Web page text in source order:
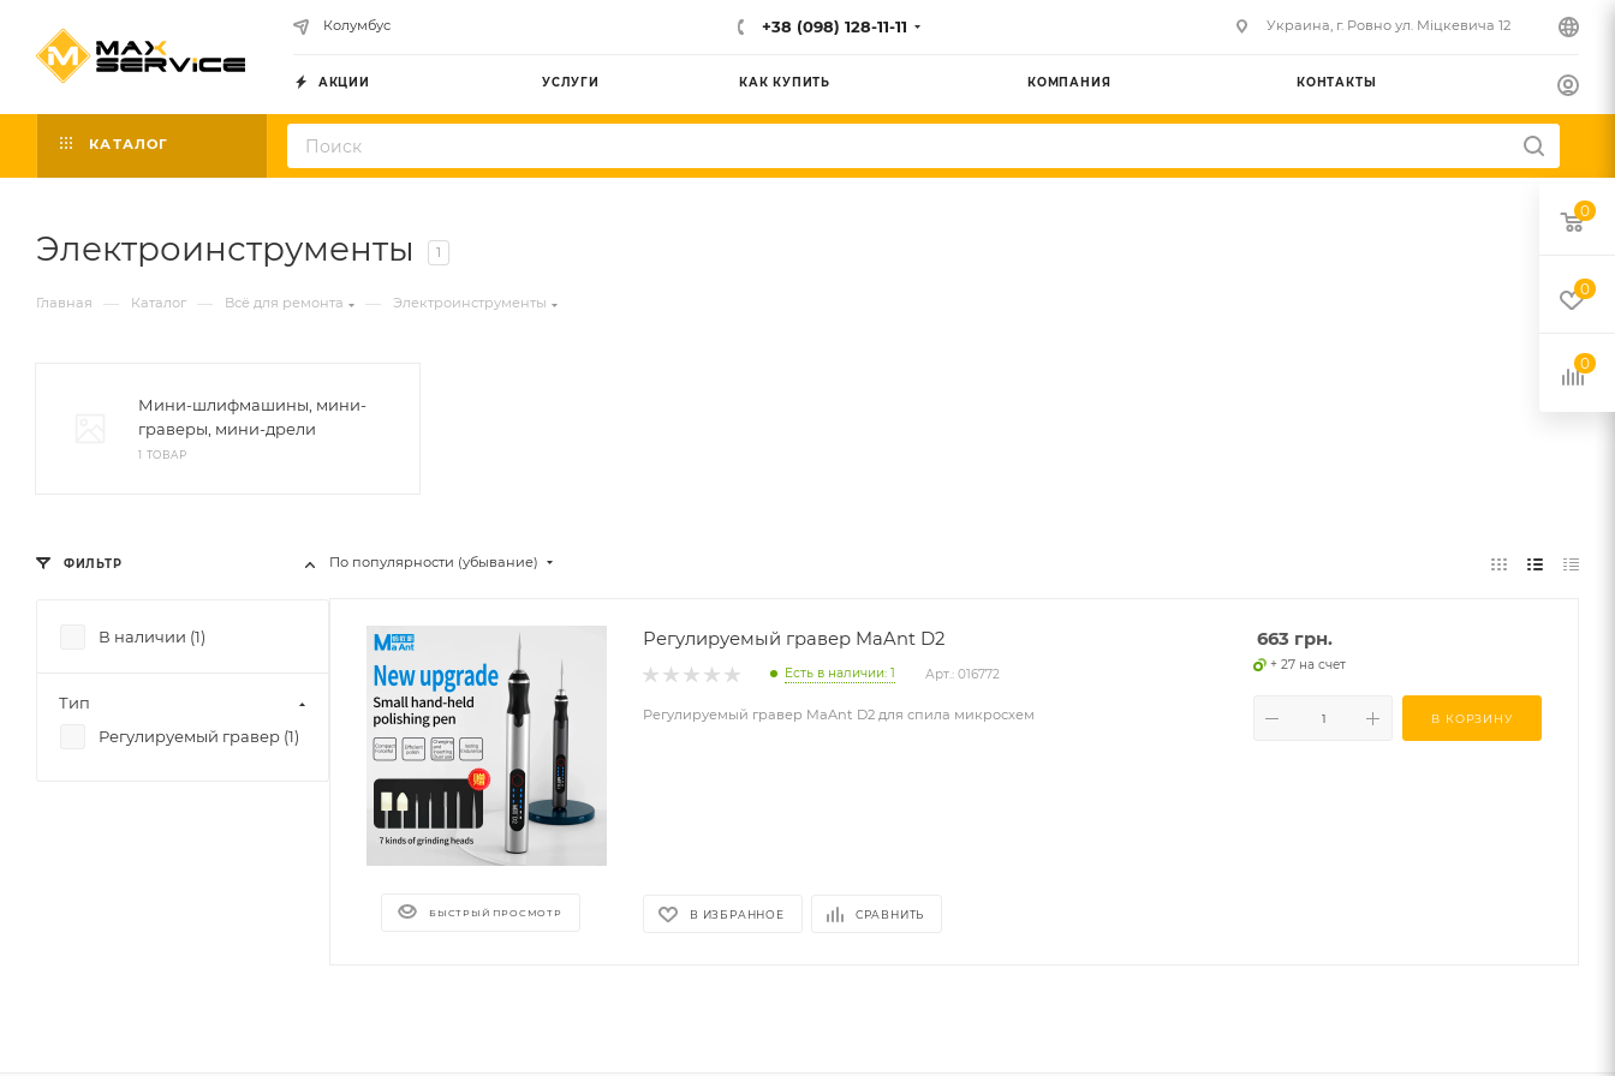
Колумбус +38 (098) 128-11-11 Украина, г. Ровно ул. Міцкевича 12
АКЦИИ УСЛУГИ КАК КУПИТЬ КОМПАНИЯ КОНТАКТЫ
КАТАЛОГ
Электроинструменты 1
Главная — Каталог — Всё для ремонта — Электроинструменты
Мини-шлифмашины, мини-
граверы, мини-дрели
1 ТОВАР
По популярности (убывание)
БЫСТРЫЙ ПРОСМОТР
Регулируемый гравер MaAnt D2
Есть в наличии: 1 Арт.: 016772
Регулируемый гравер MaAnt D2 для спила микросхем
В ИЗБРАННОЕ СРАВНИТЬ
663 грн.
+ 27 на счет
В КОРЗИНУ
ФИЛЬТР
В наличии (1)
Тип
Регулируемый гравер (1)
0
0
0